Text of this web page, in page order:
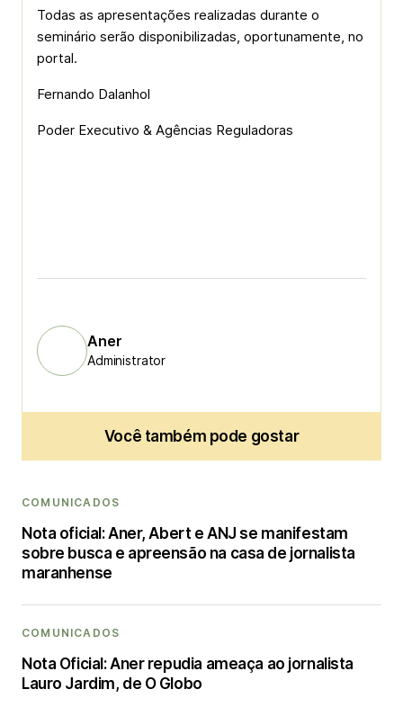
Todas as apresentações realizadas durante o
seminário serão disponibilizadas, oportunamente, no
portal.
Fernando Dalanhol
Poder Executivo & Agências Reguladoras
Aner
Administrator
Você também pode gostar
COMUNICADOS
Nota oficial: Aner, Abert e ANJ se manifestam
sobre busca e apreensão na casa de jornalista
maranhense
COMUNICADOS
Nota Oficial: Aner repudia ameaça ao jornalista
Lauro Jardim, de O Globo